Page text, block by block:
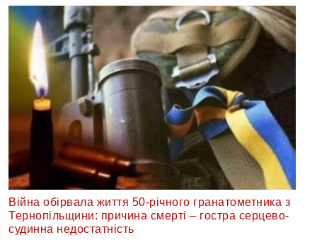
Війна обірвала життя 50-річного гранатометника з
Тернопільщини: причина смерті – гостра серцево-
судинна недостатність